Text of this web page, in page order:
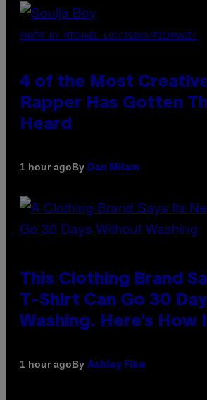
PHOTO BY MICHAEL LOCCISANO/FILMMAGIC
4 of the Most
Rapper Has Gotten
Heard
1 hour agoBy Dan Milam
This Clothing Brand
T-Shirt Can Go 30
Washing. Here’s How
1 hour agoBy Ashley Fike